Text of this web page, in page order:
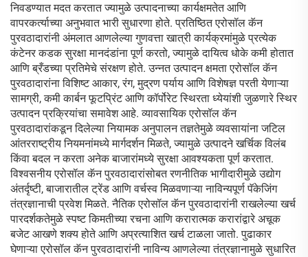
निवडण्यात मदत करतात ज्यामुळे उत्पादनाच्या कार्यक्षमतेत आणि
वापरकर्त्याच्या अनुभवात भारी सुधारणा होते. प्रतिष्ठित एरोसॉल कॅन
पुरवठादारांनी अंमलात आणलेल्या गुणवत्ता खात्री कार्यक्रमांमुळे प्रत्येक
कंटेनर कडक सुरक्षा मानदंडांना पूर्ण करतो, ज्यामुळे दायित्व धोके कमी होतात
आणि ब्रँडच्या प्रतिमेचे संरक्षण होते. उन्नत उत्पादन क्षमता एरोसॉल कॅन
पुरवठादारांना विशिष्ट आकार, रंग, मुद्रण पर्याय आणि विशेषज्ञ परती येणाऱ्या
सामग्री, कमी कार्बन फूटप्रिंट आणि कॉर्पोरेट स्थिरता ध्येयांशी जुळणारे स्थिर
उत्पादन प्रक्रियांचा समावेश आहे. व्यावसायिक एरोसॉल कॅन
पुरवठादारांकडून दिलेल्या नियामक अनुपालन तज्ञतेमुळे व्यवसायांना जटिल
आंतरराष्ट्रीय नियमनांमध्ये मार्गदर्शन मिळते, ज्यामुळे उत्पादने खर्चिक विलंब
किंवा बदल न करता अनेक बाजारांमध्ये सुरक्षा आवश्यकता पूर्ण करतात.
विश्वसनीय एरोसॉल कॅन पुरवठादारांसोबत रणनीतिक भागीदारीमुळे उद्योग
अंतर्दृष्टी, बाजारातील ट्रेंड आणि वर्चस्व मिळवणाऱ्या नाविन्यपूर्ण पॅकेजिंग
तंत्रज्ञानाची प्रवेश मिळते. नैतिक एरोसॉल कॅन पुरवठादारांनी राखलेल्या खर्च
पारदर्शकतेमुळे स्पष्ट किमतीच्या रचना आणि करारात्मक करारांद्वारे अचूक
बजेट आखणे शक्य होते आणि अप्रत्याशित खर्च टाळला जातो. पुढाकार
घेणाऱ्या एरोसॉल कॅन पुरवठादारांनी नाविन्य आणलेल्या तंत्रज्ञानामुळे सुधारित